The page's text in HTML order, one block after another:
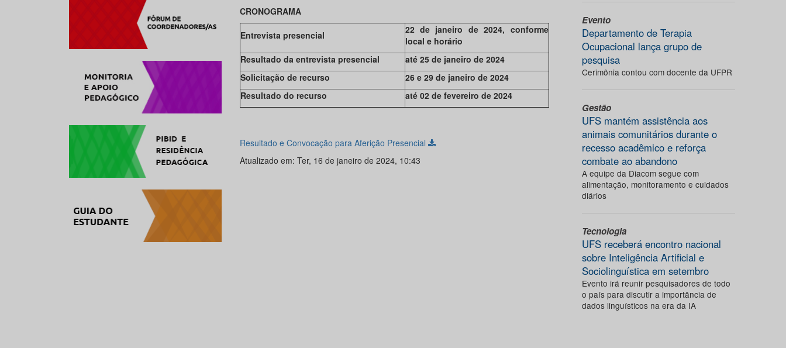
CRONOGRAMA
Entrevista presencial
22 de janeiro de 2024, conforme
local e horário
Resultado da entrevista presencial
até 25 de janeiro de 2024
Solicitação de recurso
26 e 29 de janeiro de 2024
Resultado do recurso
até 02 de fevereiro de 2024
Resultado e Convocação para Aferição Presencial
Atualizado em: Ter, 16 de janeiro de 2024, 10:43
Evento
Departamento de Terapia
Ocupacional lança grupo de
pesquisa
Cerimônia contou com docente da UFPR
Gestão
UFS mantém assistência aos
animais comunitários durante o
recesso acadêmico e reforça
combate ao abandono
A equipe da Diacom segue com
alimentação, monitoramento e cuidados
diários
Tecnologia
UFS receberá encontro nacional
sobre Inteligência Artificial e
Sociolinguística em setembro
Evento irá reunir pesquisadores de todo
o país para discutir a importância de
dados linguísticos na era da IA